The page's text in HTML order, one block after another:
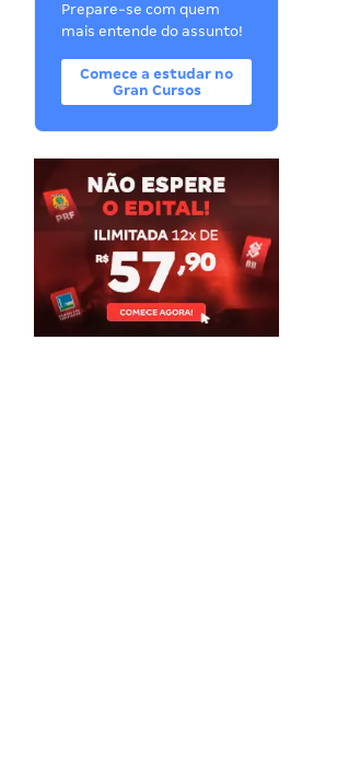
Prepare-se com quem
mais entende do assunto!
Comece a estudar no
Gran Cursos